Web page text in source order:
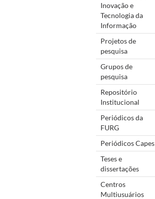
Inovação e
Tecnologia da
Informação
Projetos de
pesquisa
Grupos de
pesquisa
Repositório
Institucional
Periódicos da
FURG
Periódicos Capes
Teses e
dissertações
Centros
Multiusuários